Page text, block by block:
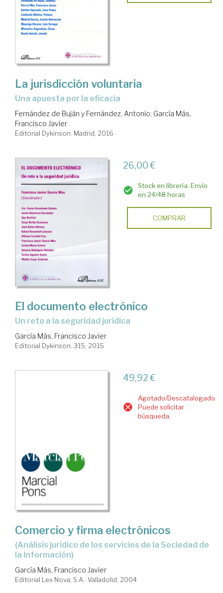
La jurisdicción voluntaria
una apuesta por la eficacia
Fernández de Buján y Fernández, Antonio; García Más,
Francisco Javier
Editorial Dykinson. Madrid, 2016
26,00 €
Stock en librería. Envío
en 24/48 horas
COMPRAR
El documento electrónico
un reto a la seguridad jurídica
García Más, Francisco Javier
Editorial Dykinson. 315, 2015
49,92 €
Agotado/Descatalogado.
Puede solicitar
búsqueda.
Comercio y firma electrónicos
(análisis jurídico de los servicios de la Sociedad de
la Información)
García Más, Francisco Javier
Editorial Lex Nova, S.A.. Valladolid, 2004